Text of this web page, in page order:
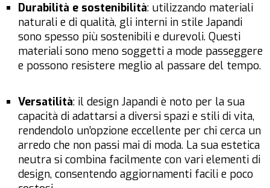
Durabilità e sostenibilità: utilizzando materiali
naturali e di qualità, gli interni in stile Japandi
sono spesso più sostenibili e durevoli. Questi
materiali sono meno soggetti a mode passeggere
e possono resistere meglio al passare del tempo.
Versatilità: il design Japandi è noto per la sua
capacità di adattarsi a diversi spazi e stili di vita,
rendendolo un’opzione eccellente per chi cerca un
arredo che non passi mai di moda. La sua estetica
neutra si combina facilmente con vari elementi di
design, consentendo aggiornamenti facili e poco